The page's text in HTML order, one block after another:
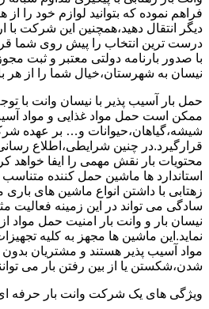
فراهم نموده که بتوانید لوازم خود را
دیگر انتقال دهید،همچنین این شرکت
درست ترین انتخاب را پیش روی شما
با صدور بارنامه دولتی معتبر و ثبت
نیسان به شهرستان،خیال شما را از هر
حمل بار آسیب پذیر با نیسان وانت با
ممکن است حمل مواد غذایی و مواد
شیشه،گیاهان،حیوانات و… بر عهده
قرارگیرد.در چنین شرایطی،اطلاع
محتویات بار نقش مهمی را ایفا خواهد
استاندارد ها ماشین حمل کننده متناسب
زهتابی با داشتن انواع ماشین های باری
سادگی می تواند در این زمینه فعالیت
نیسان بار و وانت بار امنیت حمل مواد
نماید.این ماشین ها مجهز به کلیه
مواد آسیب پذیر هستند و مشتریان بدون
شدن،شکستن یا از بین رفتن بار می
ویژگی های یک شرکت وانت بار حرفه